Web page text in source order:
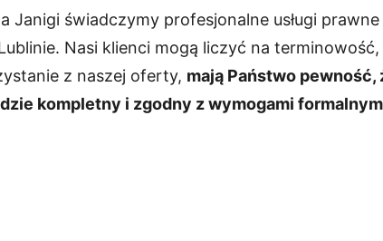
Janigi świadczymy profesjonalne usługi
Nasi klienci mogą liczyć na
z naszej oferty, mają Państwo
kompletny i zgodny z wymogami